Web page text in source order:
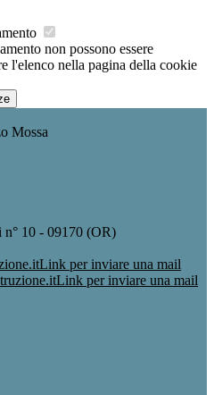
non possono essere
l'elenco nella pagina della cookie
Mossa
n° 10 - 09170 (OR)
Link per inviare una mail
Link per inviare una mail